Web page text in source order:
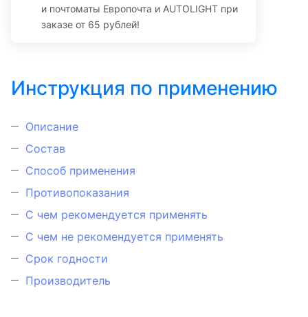
и почтоматы Европочта и AUTOLIGHT при
заказе от 65 рублей!
Инструкция по применению
Описание
Состав
Способ применения
Противопоказания
С чем рекомендуется применять
С чем не рекомендуется применять
Срок годности
Производитель